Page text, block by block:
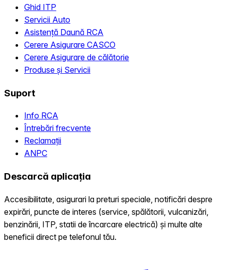
Ghid ITP
Servicii Auto
Asistență Daună RCA
Cerere Asigurare CASCO
Cerere Asigurare de călătorie
Produse și Servicii
Suport
Info RCA
Întrebări frecvente
Reclamații
ANPC
Descarcă aplicația
Accesibilitate, asigurari la preturi speciale, notificări despre
expirări, puncte de interes (service, spălătorii, vulcanizări,
benzinării, ITP, statii de încarcare electrică) și multe alte
beneficii direct pe telefonul tău.